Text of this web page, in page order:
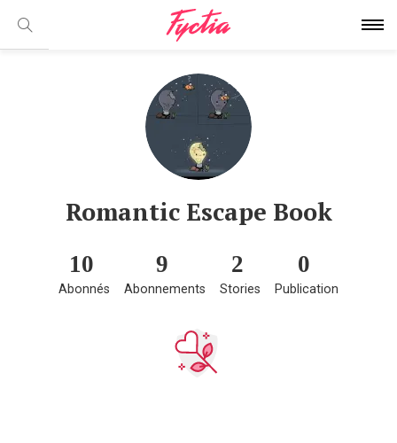
Romantic Escape Book
10
Abonnés
9
Abonnements
2
Stories
0
Publication